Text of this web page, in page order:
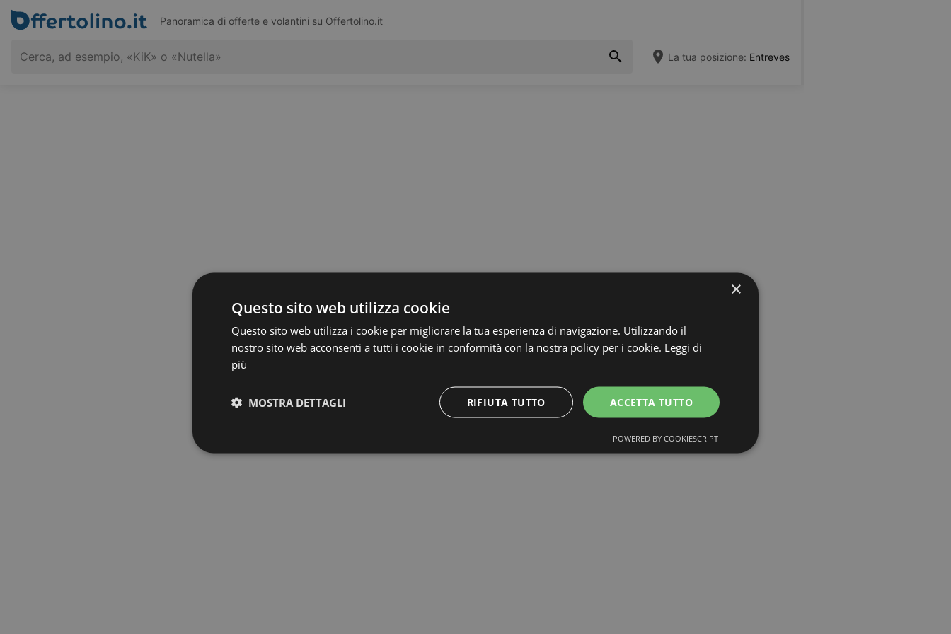
Panoramica di offerte e volantini su Offertolino.it
La tua posizione: Entreves
×
Questo sito web utilizza cookie
Questo sito web utilizza i cookie per migliorare la tua esperienza di navigazione. Utilizzando il
nostro sito web acconsenti a tutti i cookie in conformità con la nostra policy per i cookie. Leggi di
più
ACCETTA TUTTO
RIFIUTA TUTTO
MOSTRA DETTAGLI
POWERED BY COOKIESCRIPT